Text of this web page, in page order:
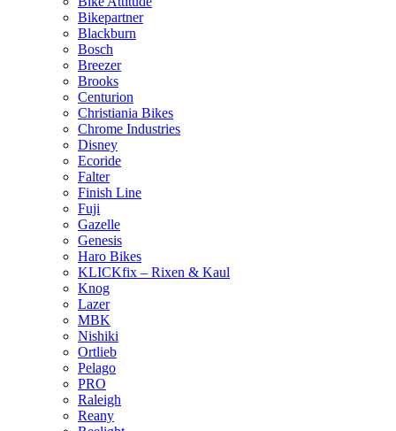
Bikepartner
Blackburn
Bosch
Breezer
Brooks
Centurion
Christiania Bikes
Chrome Industries
Disney
Ecoride
Falter
Finish Line
Fuji
Gazelle
Genesis
Haro Bikes
KLICKfix – Rixen & Kaul
Knog
Lazer
MBK
Nishiki
Ortlieb
Pelago
PRO
Raleigh
Reany